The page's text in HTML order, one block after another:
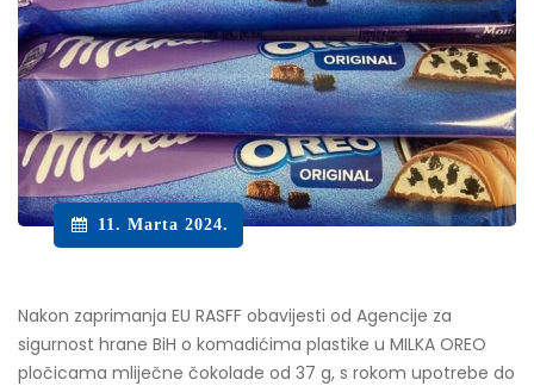
11. Marta 2024.
Nakon zaprimanja EU RASFF obavijesti od Agencije za
sigurnost hrane BiH o komadićima plastike u MILKA OREO
pločicama mliječne čokolade od 37 g, s rokom upotrebe do